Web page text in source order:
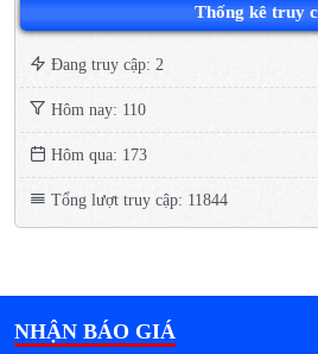
Thống kê truy
Đang truy cập: 2
Hôm nay: 110
Hôm qua: 173
Tổng lượt truy cập: 11844
NHẬN BÁO GIÁ